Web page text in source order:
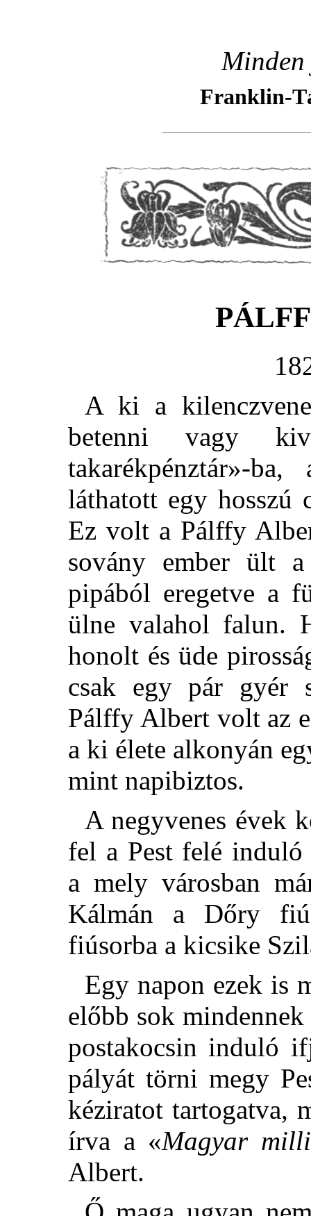
Franklin-
A ki a
betenni vagy
takarékpénztár»-
láthatott egy hosszú
Ez volt a Pálffy
sovány ember ült a
pipából eregetve a
ülne valahol falun.
honolt és üde
csak egy pár gyér
Pálffy Albert volt az
a ki élete alkonyán
mint napibiztos.
A negyvenes évek
fel a Pest felé induló
a mely városban
Kálmán a Dőry
fiúsorba a kicsike
Egy napon ezek is
előbb sok
postakocsin induló
pályát törni megy
kéziratot tartogatva,
írva a «Magyar
Albert.